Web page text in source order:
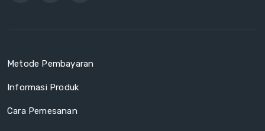
Metode Pembayaran
Informasi Produk
Cara Pemesanan